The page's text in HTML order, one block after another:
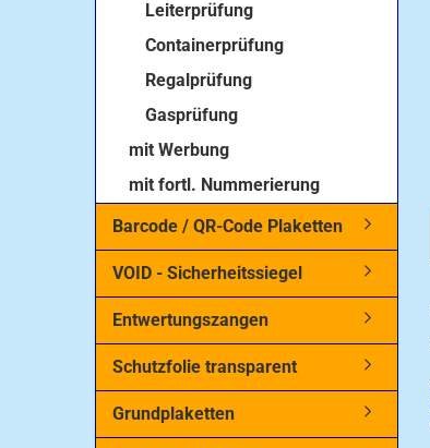
Leiterprüfung
Containerprüfung
Regalprüfung
Gasprüfung
mit Werbung
mit fortl. Nummerierung
Barcode / QR-Code Plaketten
VOID - Sicherheitssiegel
Entwertungszangen
Schutzfolie transparent
Grundplaketten